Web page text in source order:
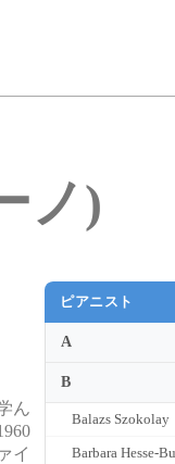
ノ)
ん
イ
ピアニスト
A
B
Balazs Szokolay
Barbara Hesse-